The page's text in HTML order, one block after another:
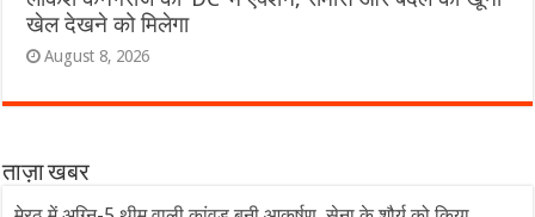
खेल देखने को मिलेगा
August 8, 2026
ताज़ा खबर